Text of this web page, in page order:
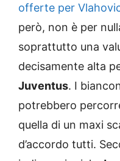
offerte per
però, non è per
soprattutto una
decisamente alta
Juventus. I
potrebbero
quella di un maxi
d’accordo tutti.